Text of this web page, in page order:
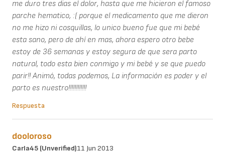
me duro tres dias el dolor, hasta que me hicieron el famoso
parche hematico, :( porque el medicamento que me dieron
no me hizo ni cosquillas, lo unico bueno fue que mi bebé
esta sano, pero de ahí en mas, ahora espero otro bebe
estoy de 36 semanas y estoy segura de que sera parto
natural, todo esta bien conmigo y mi bebé y se que puedo
parir!! Animó, todas podemos, La información es poder y el
parto es nuestro!!!!!!!!!!!!
Respuesta
dooloroso
Carla45 (unverified)11 Jun 2013